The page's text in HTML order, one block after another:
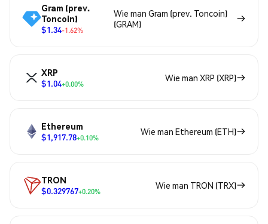
Gram (prev.
Toncoin)
$1.34-1.62%
Wie man Gram (prev. Toncoin)
(GRAM)
XRP
$1.04+0.00%
Wie man XRP (XRP)
Ethereum
$1,917.78+0.10%
Wie man Ethereum (ETH)
TRON
$0.329767+0.20%
Wie man TRON (TRX)